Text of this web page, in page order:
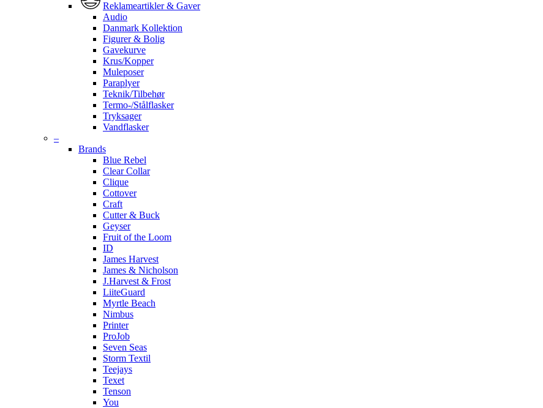
Reklameartikler & Gaver
Audio
Danmark Kollektion
Figurer & Bolig
Gavekurve
Krus/Kopper
Muleposer
Paraplyer
Teknik/Tilbehør
Termo-/Stålflasker
Tryksager
Vandflasker
–
Brands
Blue Rebel
Clear Collar
Clique
Cottover
Craft
Cutter & Buck
Geyser
Fruit of the Loom
ID
James Harvest
James & Nicholson
J.Harvest & Frost
LiiteGuard
Myrtle Beach
Nimbus
Printer
ProJob
Seven Seas
Storm Textil
Teejays
Texet
Tenson
You